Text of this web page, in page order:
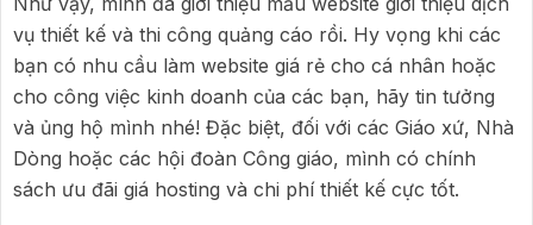
vụ thiết kế và thi công quảng cáo rồi. Hy vọng khi các
bạn có nhu cầu làm website giá rẻ cho cá nhân hoặc
cho công việc kinh doanh của các bạn, hãy tin tưởng
và ủng hộ mình nhé! Đặc biệt, đối với các Giáo xứ, Nhà
Dòng hoặc các hội đoàn Công giáo, mình có chính
sách ưu đãi giá hosting và chi phí thiết kế cực tốt.